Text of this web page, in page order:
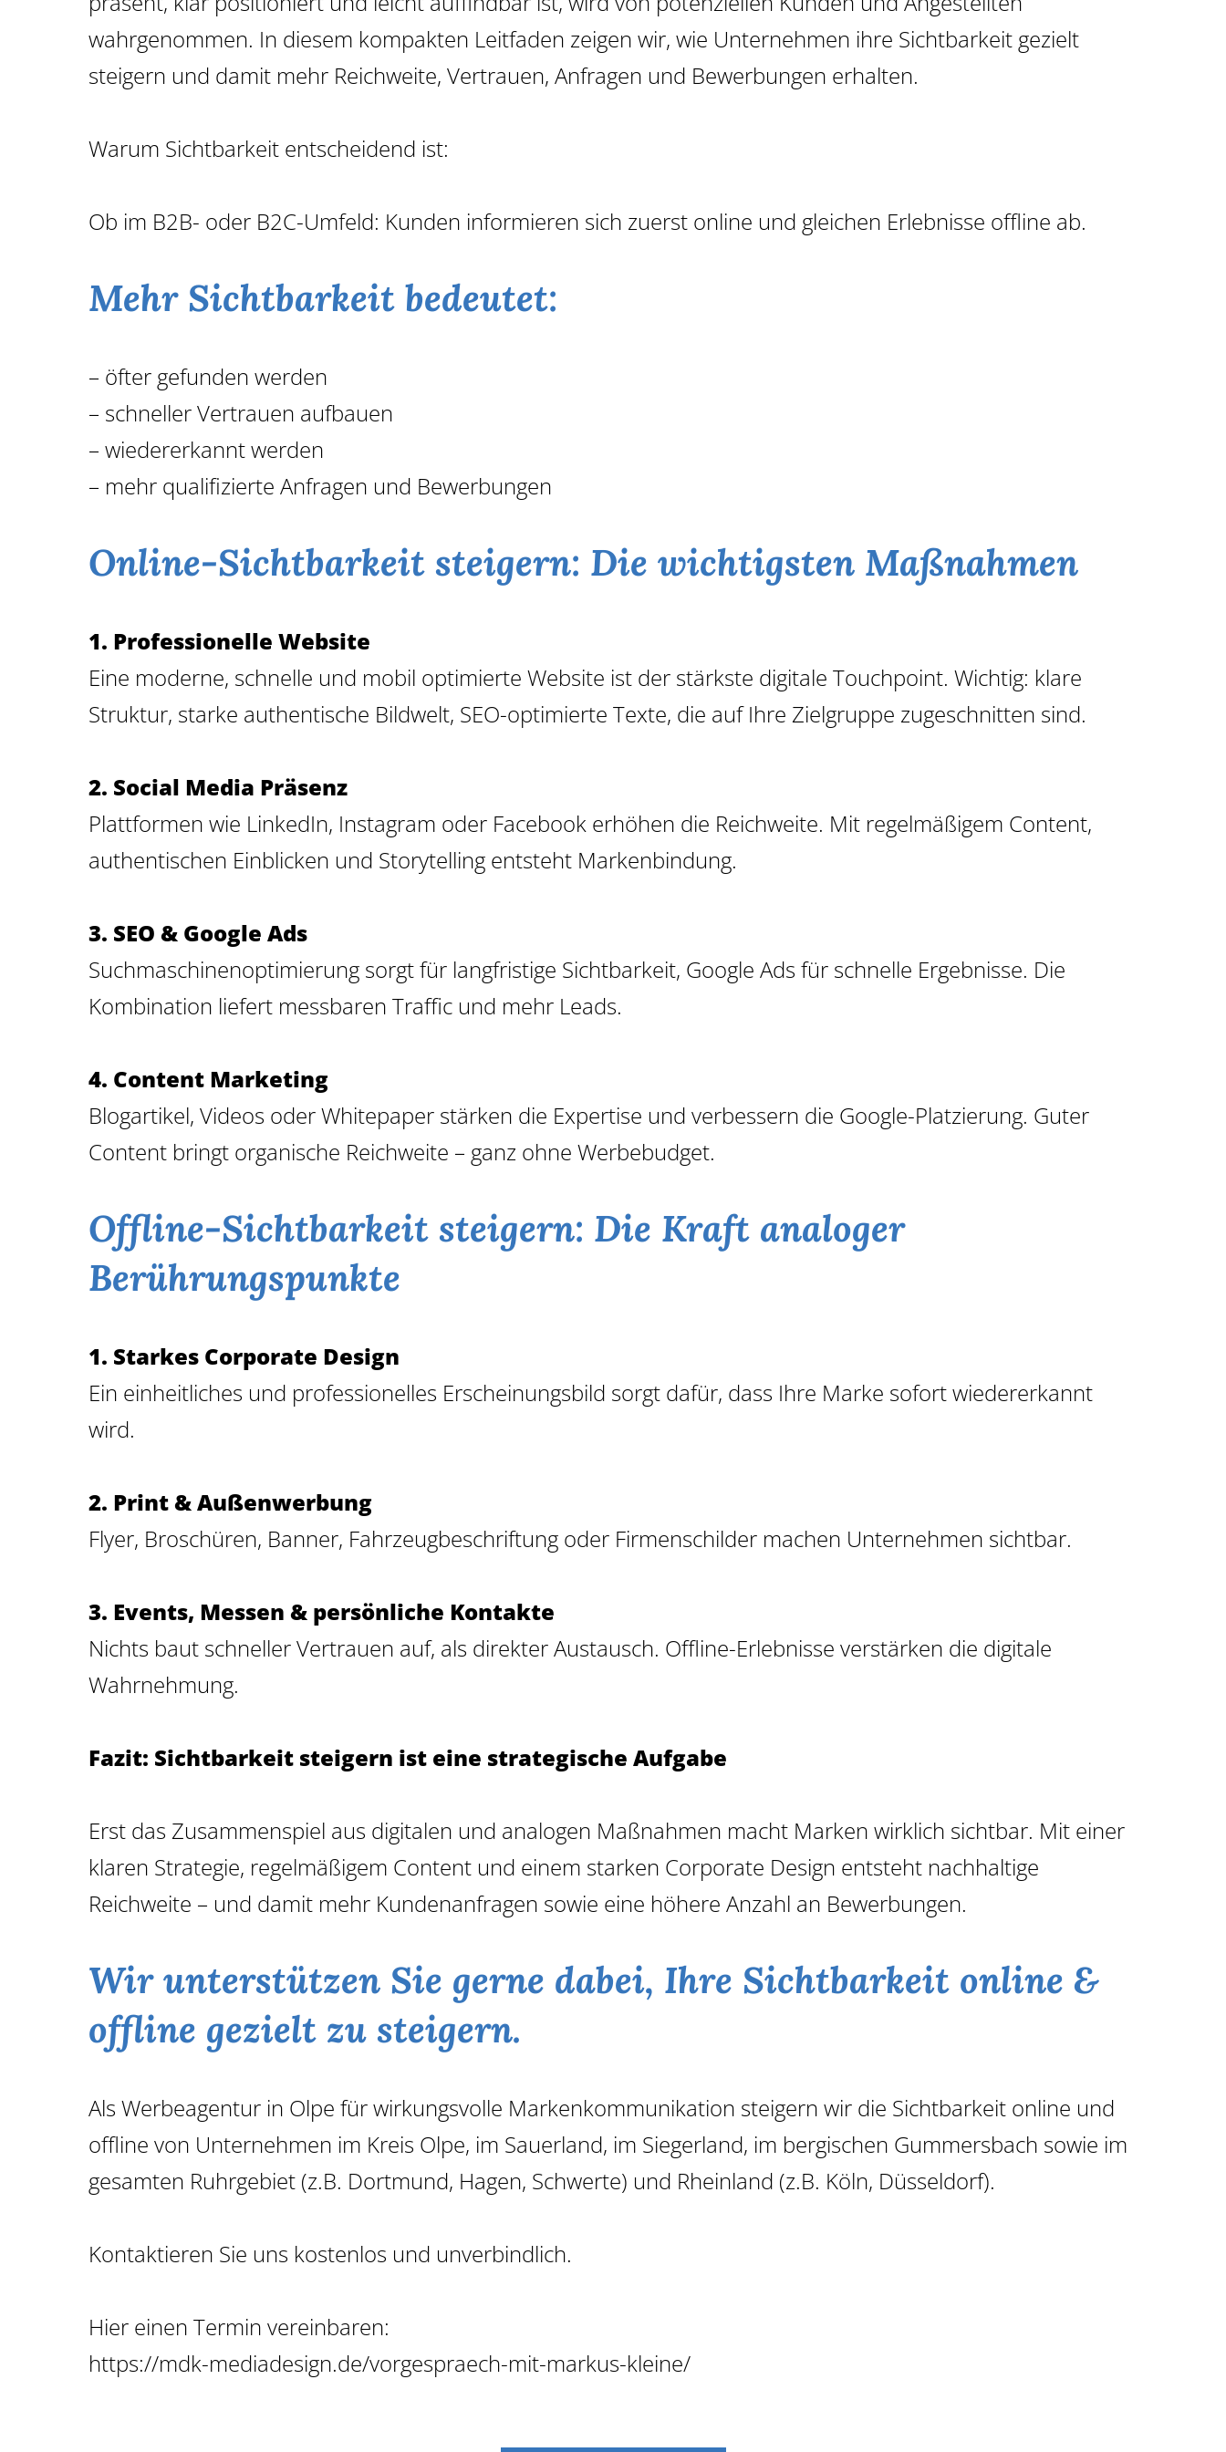
GROSSFLÄCHEN, A
USSENWERBUNG
wahrgenommen. In diesem kompakten Leitfaden zeigen wir, wie Unternehmen ihre Sichtbarkeit gezielt
steigern und damit mehr Reichweite, Vertrauen, Anfragen und Bewerbungen erhalten.
Warum Sichtbarkeit entscheidend ist:
Ob im B2B- oder B2C-Umfeld: Kunden informieren sich zuerst online und gleichen Erlebnisse offline ab.
Mehr Sichtbarkeit bedeutet:
– öfter gefunden werden
– schneller Vertrauen aufbauen
– wiedererkannt werden
– mehr qualifizierte Anfragen und Bewerbungen
Online-Sichtbarkeit steigern: Die wichtigsten Maßnahmen
1. Professionelle Website
Eine moderne, schnelle und mobil optimierte Website ist der stärkste digitale Touchpoint. Wichtig: klare
Struktur, starke authentische Bildwelt, SEO-optimierte Texte, die auf Ihre Zielgruppe zugeschnitten sind.
2. Social Media Präsenz
Plattformen wie LinkedIn, Instagram oder Facebook erhöhen die Reichweite. Mit regelmäßigem Content,
authentischen Einblicken und Storytelling entsteht Markenbindung.
3. SEO & Google Ads
Suchmaschinenoptimierung sorgt für langfristige Sichtbarkeit, Google Ads für schnelle Ergebnisse. Die
Kombination liefert messbaren Traffic und mehr Leads.
4. Content Marketing
Blogartikel, Videos oder Whitepaper stärken die Expertise und verbessern die Google-Platzierung. Guter
Content bringt organische Reichweite – ganz ohne Werbebudget.
Offline-Sichtbarkeit steigern: Die Kraft analoger
Berührungspunkte
1. Starkes Corporate Design
Ein einheitliches und professionelles Erscheinungsbild sorgt dafür, dass Ihre Marke sofort wiedererkannt
wird.
2. Print & Außenwerbung
Flyer, Broschüren, Banner, Fahrzeugbeschriftung oder Firmenschilder machen Unternehmen sichtbar.
3. Events, Messen & persönliche Kontakte
Nichts baut schneller Vertrauen auf, als direkter Austausch. Offline-Erlebnisse verstärken die digitale
Wahrnehmung.
Fazit: Sichtbarkeit steigern ist eine strategische Aufgabe
Erst das Zusammenspiel aus digitalen und analogen Maßnahmen macht Marken wirklich sichtbar. Mit einer
klaren Strategie, regelmäßigem Content und einem starken Corporate Design entsteht nachhaltige
Reichweite – und damit mehr Kundenanfragen sowie eine höhere Anzahl an Bewerbungen.
Wir unterstützen Sie gerne dabei, Ihre Sichtbarkeit online &
offline gezielt zu steigern.
Als Werbeagentur in Olpe fürwirkungsvolle Markenkommunikation steigern wir die Sichtbarkeit online und
offline von Unternehmen im Kreis Olpe, im Sauerland, im Siegerland, im bergischen Gummersbach sowie im
gesamten Ruhrgebiet (z.B. Dortmund, Hagen, Schwerte) und Rheinland (z.B. Köln, Düsseldorf).
Kontaktieren Sie uns kostenlos und unverbindlich.
Hier einen Termin vereinbaren:
https://mdk-mediadesign.de/vorgespraech-mit-markus-kleine/